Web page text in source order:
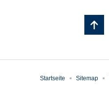
Startseite Sitemap